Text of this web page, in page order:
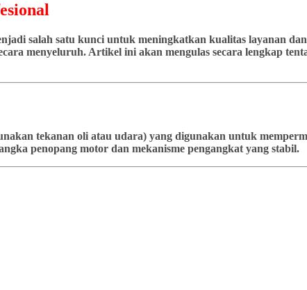
salah satu kunci untuk meningkatkan kualitas layanan
menyeluruh. Artikel ini akan mengulas secara lengkap
tekanan oli atau udara) yang digunakan untuk
penopang motor dan mekanisme pengangkat yang stabil.